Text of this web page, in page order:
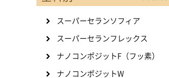
スーパーセランソフィア
スーパーセランフレックス
ナノコンポジットF（フッ素）
ナノコンポジットW